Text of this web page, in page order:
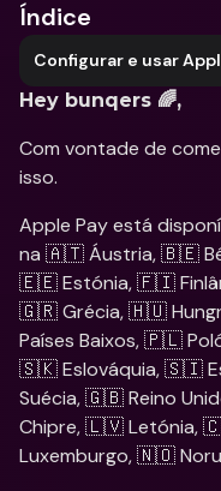
Índice
Configurar e usar
Hey bunqers 🌈,
Com vontade de
isso.
Apple Pay está
na 🇦🇹 Áustria, 🇧🇪
🇪🇪 Estónia, 🇫🇮
🇬🇷 Grécia, 🇭🇺
Países Baixos, 🇵🇱
🇸🇰 Eslováquia, 🇸🇮
Suécia, 🇬🇧 Reino
Chipre, 🇱🇻 Letónia,
Luxemburgo, 🇳🇴